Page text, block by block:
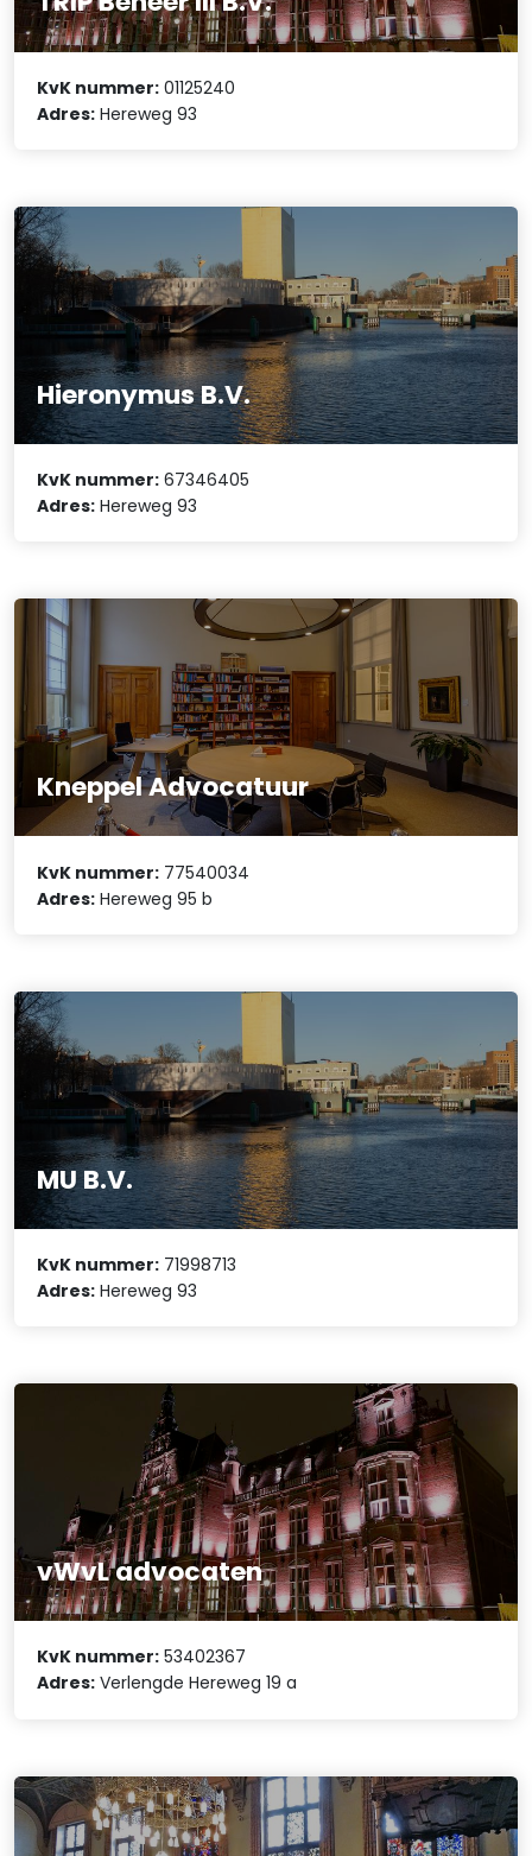
KvK nummer: 01125240
Adres: Hereweg 93
Hieronymus B.V.
KvK nummer: 67346405
Adres: Hereweg 93
Kneppel Advocatuur
KvK nummer: 77540034
Adres: Hereweg 95 b
MU B.V.
KvK nummer: 71998713
Adres: Hereweg 93
vWvL advocaten
KvK nummer: 53402367
Adres: Verlengde Hereweg 19 a